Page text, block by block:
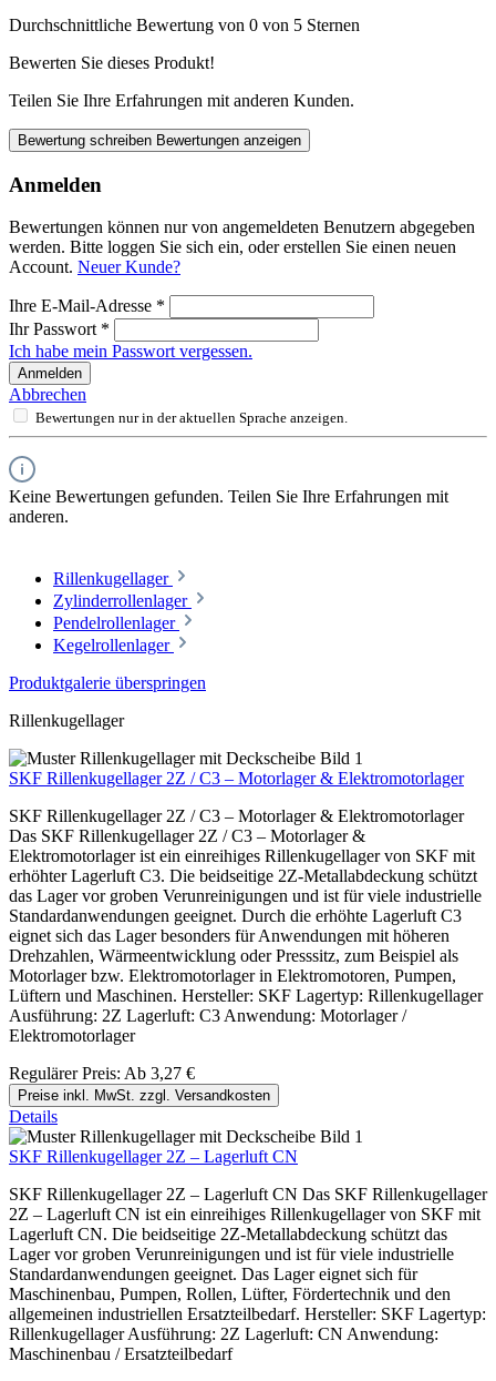
Durchschnittliche Bewertung von 0 von 5 Sternen
Bewerten Sie dieses Produkt!
Teilen Sie Ihre Erfahrungen mit anderen Kunden.
Bewertung schreiben Bewertungen anzeigen
Anmelden
Bewertungen können nur von angemeldeten Benutzern abgegeben
werden. Bitte loggen Sie sich ein, oder erstellen Sie einen neuen
Account. Neuer Kunde?
Ihre E-Mail-Adresse *
Ihr Passwort *
Ich habe mein Passwort vergessen.
Anmelden
Abbrechen
Bewertungen nur in der aktuellen Sprache anzeigen.
Keine Bewertungen gefunden. Teilen Sie Ihre Erfahrungen mit
anderen.
Rillenkugellager
Zylinderrollenlager
Pendelrollenlager
Kegelrollenlager
Produktgalerie überspringen
Rillenkugellager
SKF Rillenkugellager 2Z / C3 – Motorlager & Elektromotorlager
SKF Rillenkugellager 2Z / C3 – Motorlager & Elektromotorlager
Das SKF Rillenkugellager 2Z / C3 – Motorlager &
Elektromotorlager ist ein einreihiges Rillenkugellager von SKF mit
erhöhter Lagerluft C3. Die beidseitige 2Z-Metallabdeckung schützt
das Lager vor groben Verunreinigungen und ist für viele industrielle
Standardanwendungen geeignet. Durch die erhöhte Lagerluft C3
eignet sich das Lager besonders für Anwendungen mit höheren
Drehzahlen, Wärmeentwicklung oder Presssitz, zum Beispiel als
Motorlager bzw. Elektromotorlager in Elektromotoren, Pumpen,
Lüftern und Maschinen. Hersteller: SKF Lagertyp: Rillenkugellager
Ausführung: 2Z Lagerluft: C3 Anwendung: Motorlager /
Elektromotorlager
Regulärer Preis: Ab 3,27 €
Preise inkl. MwSt. zzgl. Versandkosten
Details
SKF Rillenkugellager 2Z – Lagerluft CN
SKF Rillenkugellager 2Z – Lagerluft CN Das SKF Rillenkugellager
2Z – Lagerluft CN ist ein einreihiges Rillenkugellager von SKF mit
Lagerluft CN. Die beidseitige 2Z-Metallabdeckung schützt das
Lager vor groben Verunreinigungen und ist für viele industrielle
Standardanwendungen geeignet. Das Lager eignet sich für
Maschinenbau, Pumpen, Rollen, Lüfter, Fördertechnik und den
allgemeinen industriellen Ersatzteilbedarf. Hersteller: SKF Lagertyp:
Rillenkugellager Ausführung: 2Z Lagerluft: CN Anwendung:
Maschinenbau / Ersatzteilbedarf